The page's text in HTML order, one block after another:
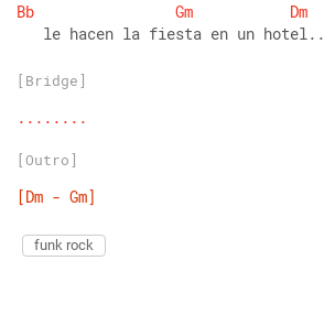
Bb
Gm
Dm
   le hacen la fiesta en un hotel..
[Bridge]
........
[Outro]
[Dm - Gm]
funk rock